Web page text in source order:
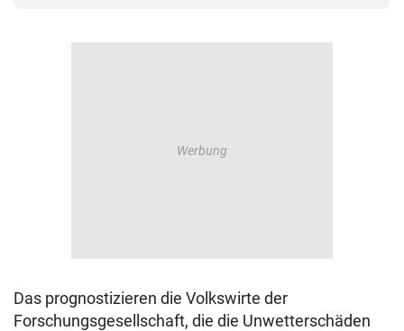
Das prognostizieren die Volkswirte der
Forschungsgesellschaft, die die Unwetterschäden